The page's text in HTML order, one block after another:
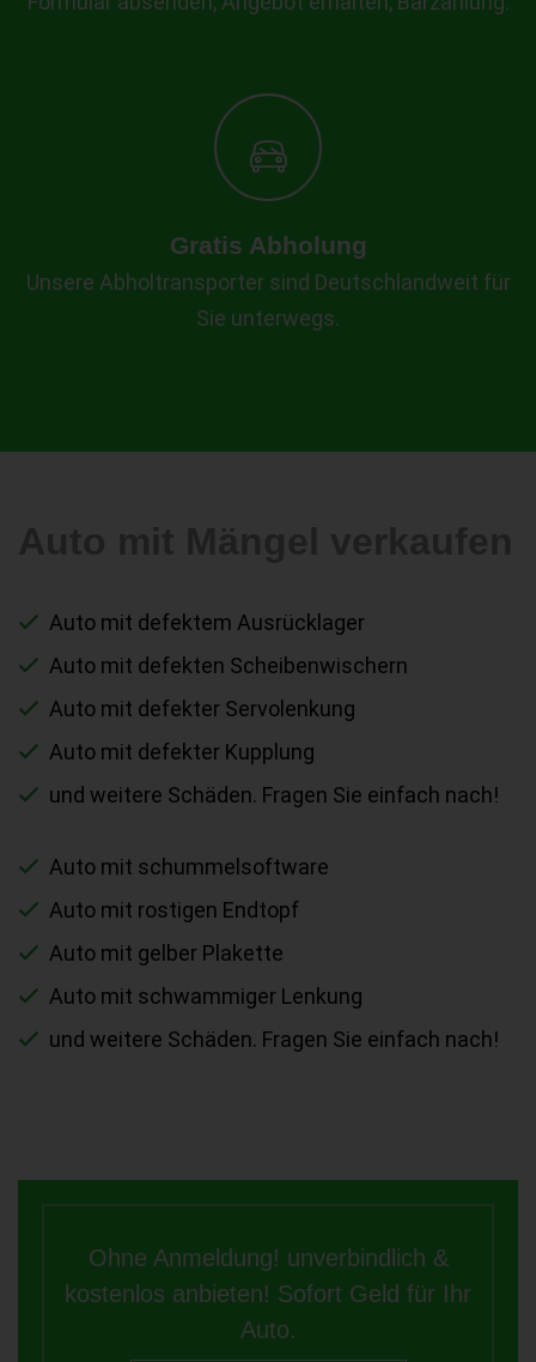
Gratis Abholung
Unsere Abholtransporter sind Deutschlandweit für
Sie unterwegs.
Auto mit defektem Ausrücklager
Auto mit defekten Scheibenwischern
Auto mit defekter Servolenkung
Auto mit defekter Kupplung
und weitere Schäden. Fragen Sie einfach nach!
Auto mit schummelsoftware
Auto mit rostigen Endtopf
Auto mit gelber Plakette
Auto mit schwammiger Lenkung
und weitere Schäden. Fragen Sie einfach nach!
Ohne Anmeldung! unverbindlich &
kostenlos anbieten! Sofort Geld für Ihr
Auto.